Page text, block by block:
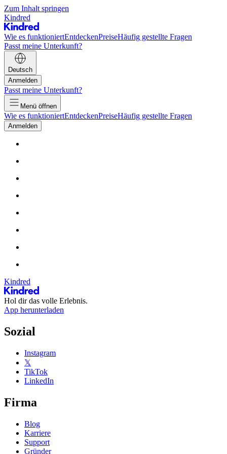
Zum Inhalt springen
Kindred
Wie es funktioniertEntdeckenPreiseHäufig gestellte Fragen
Passt meine Unterkunft?
Deutsch
Anmelden
Passt meine Unterkunft?
Menü öffnen
Wie es funktioniertEntdeckenPreiseHäufig gestellte Fragen
Anmelden
Kindred
Hol dir das volle Erlebnis.
App herunterladen
Sozial
Instagram
𝕏
TikTok
LinkedIn
Firma
Blog
Karriere
Support
Gründer